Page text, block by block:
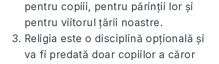
pentru copiii, pentru părinţii lor şi
pentru viitorul ţării noastre.
Religia este o disciplină opţională şi
va fi predată doar copiilor a căror